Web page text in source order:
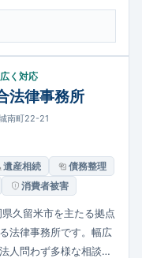
ています。アクセスが
。
く対応
法律事務所
南町22-21
遺産相続
債務整理
消費者被害
久留米市を主たる拠点
法律事務所です。幅広
人問わず多様な相談を